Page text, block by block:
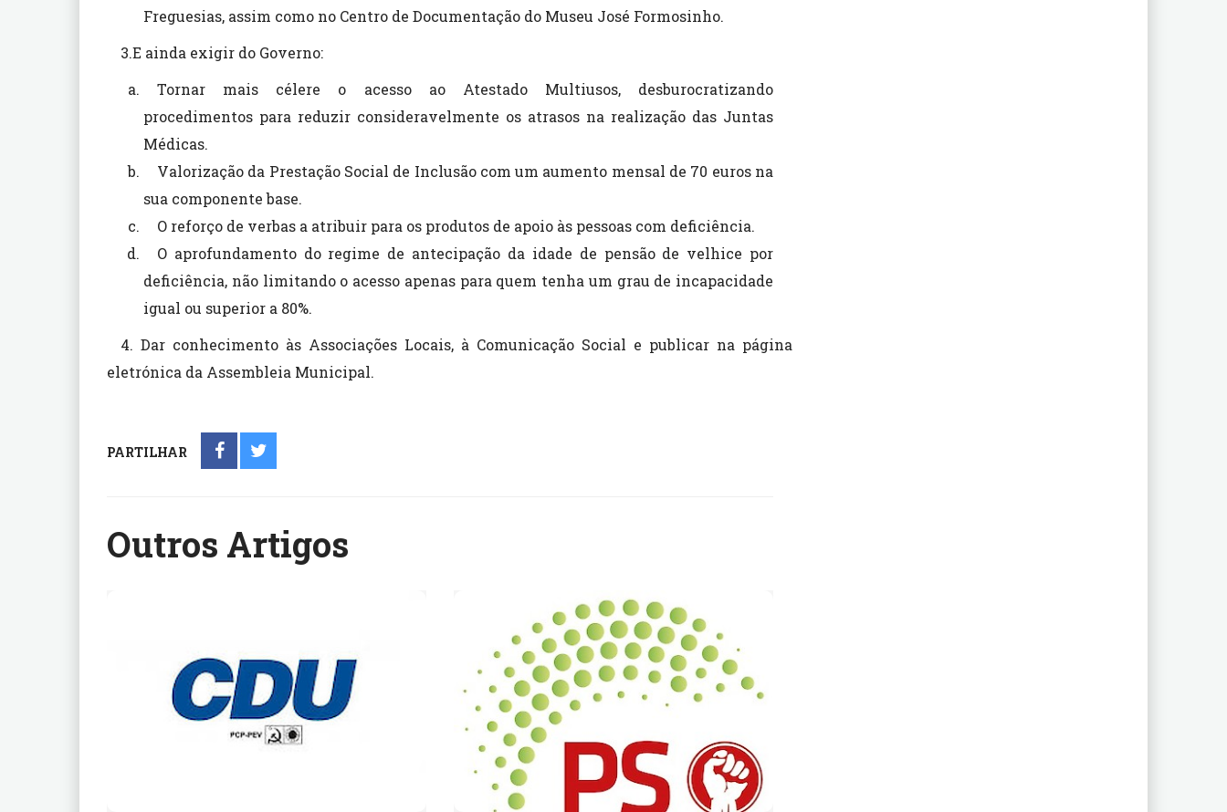
Freguesias, assim como no Centro de Documentação do Museu José Formosinho.
3.E ainda exigir do Governo:
Tornar mais célere o acesso ao Atestado Multiusos, desburocratizando
procedimentos para reduzir consideravelmente os atrasos na realização das Juntas
Médicas.
Valorização da Prestação Social de Inclusão com um aumento mensal de 70 euros na
sua componente base.
O reforço de verbas a atribuir para os produtos de apoio às pessoas com deficiência.
O aprofundamento do regime de antecipação da idade de pensão de velhice por
deficiência, não limitando o acesso apenas para quem tenha um grau de incapacidade
igual ou superior a 80%.
4. Dar conhecimento às Associações Locais, à Comunicação Social e publicar na página
eletrónica da Assembleia Municipal.
PARTILHAR
Outros Artigos